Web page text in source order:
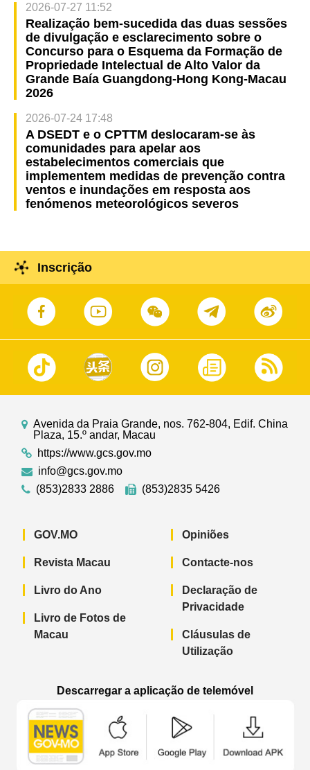
2026-07-27 11:52
Realização bem-sucedida das duas sessões
de divulgação e esclarecimento sobre o
Concurso para o Esquema da Formação de
Propriedade Intelectual de Alto Valor da
Grande Baía Guangdong-Hong Kong-Macau
2026
2026-07-24 17:48
A DSEDT e o CPTTM deslocaram-se às
comunidades para apelar aos
estabelecimentos comerciais que
implementem medidas de prevenção contra
ventos e inundações em resposta aos
fenómenos meteorológicos severos
Inscrição
Avenida da Praia Grande, nos. 762-804, Edif. China
Plaza, 15.º andar, Macau
https://www.gcs.gov.mo
info@gcs.gov.mo
(853)2833 2886
(853)2835 5426
GOV.MO
Revista Macau
Livro do Ano
Livro de Fotos de
Macau
Opiniões
Contacte-nos
Declaração de
Privacidade
Cláusulas de
Utilização
Descarregar a aplicação de telemóvel